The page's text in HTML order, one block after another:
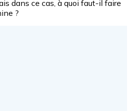
dans ce cas, à quoi faut-il faire
?